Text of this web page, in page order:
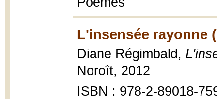
L'insensée rayonne
Diane Régimbald,
Noroît, 2012
ISBN : 978-2-89018-